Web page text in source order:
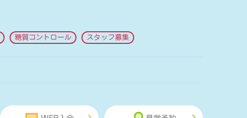
糖質コントロール スタッフ募集